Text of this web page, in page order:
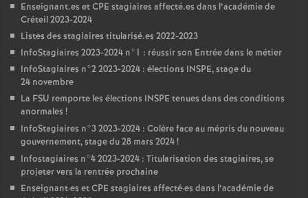
Enseignant.es etCPE stagiaires affecté.es dans l’académie de
Créteil 2023-2024
Listes des stagiaires titularisé.es 2022-2023
InfoStagiaires 2023-2024 n°1 : réussir son Entrée dans le métier
InfoStagiaires n°2 2023-2024 : élections INSPE, stage du
24 novembre
La FSU remporte les élections INSPE tenues dans des conditions
anormales !
InfoStagiaires n°3 2023-2024 : Colère face au mépris du nouveau
gouvernement, stage du 28 mars 2024!
Infostagiaires n°4 2023-2024 : Titularisation des stagiaires, se
projeter vers la rentrée prochaine
Enseignant·es etCPE stagiaires affecté·es dans l’académie de